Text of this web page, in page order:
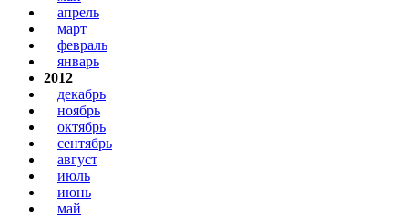
апрель
март
февраль
январь
2012
декабрь
ноябрь
октябрь
сентябрь
август
июль
июнь
май